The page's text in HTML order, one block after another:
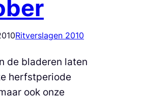
Ritverslagen 2010
de bladeren laten
herfstperiode
ook onze